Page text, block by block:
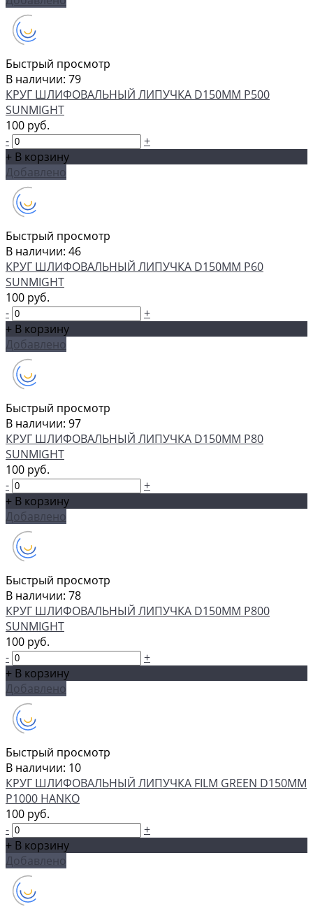
Быстрый просмотр
В наличии: 79
КРУГ ШЛИФОВАЛЬНЫЙ ЛИПУЧКА D150MM P500
SUNMIGHT
100 руб.
-
+
+ В корзину
Добавлено
Быстрый просмотр
В наличии: 46
КРУГ ШЛИФОВАЛЬНЫЙ ЛИПУЧКА D150MM P60
SUNMIGHT
100 руб.
-
+
+ В корзину
Добавлено
Быстрый просмотр
В наличии: 97
КРУГ ШЛИФОВАЛЬНЫЙ ЛИПУЧКА D150MM P80
SUNMIGHT
100 руб.
-
+
+ В корзину
Добавлено
Быстрый просмотр
В наличии: 78
КРУГ ШЛИФОВАЛЬНЫЙ ЛИПУЧКА D150MM P800
SUNMIGHT
100 руб.
-
+
+ В корзину
Добавлено
Быстрый просмотр
В наличии: 10
КРУГ ШЛИФОВАЛЬНЫЙ ЛИПУЧКА FILM GREEN D150MM
P1000 HANKO
100 руб.
-
+
+ В корзину
Добавлено